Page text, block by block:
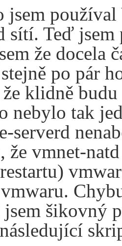
jsem
sítí. Teď jsem
že docela
po pár
klidně
nebylo tak
serverd
že vmnet-
šikovný